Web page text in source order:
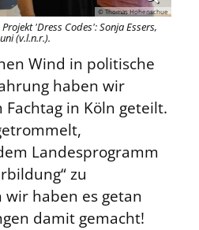
© Thomas Hohenschue
'Dress Codes': Sonja Essers,
(v.l.n.r.).
Wind in politische
haben wir
in Köln geteilt.
Landesprogramm
zu
haben es getan
damit gemacht!